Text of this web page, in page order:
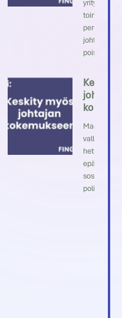
yrityksen
toiminnan
perusta.
johtaminen
poistaa
Keskity
johtajan
vallitsee
hetkellä
sosiaalinen
poliittinen